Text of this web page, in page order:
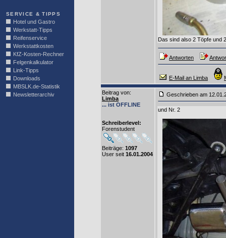
SERVICE & TIPPS
Hotel und Gastro
Werkstatt-Tipps
Reifenservice
Werkstattkosten
KfZ-Kosten-Rechner
Felgenkalkulator
Link-Tipps
Downloads
MBSLK.de-Statistik
Newsletterarchiv
Das sind also 2 Töpfe und
Antworten
E-Mail an Limba
Beitrag von:
Limba
... ist OFFLINE
Schreiberlevel:
Forenstudent
Beiträge: 1097
User seit 16.01.2004
Geschrieben am
und Nr. 2